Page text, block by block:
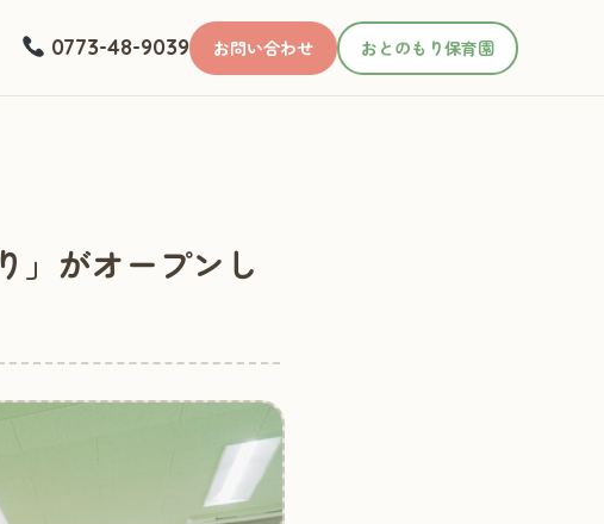
0773-48-9039 お問い合わせ おとのもり保育園
」がオープンし